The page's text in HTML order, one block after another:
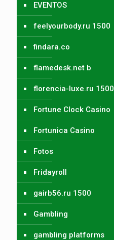
EVENTOS
feelyourbody.ru 1500
findara.co
flamedesk.net b
florencia-luxe.ru 1500
Fortune Clock Casino
Fortunica Casino
Fotos
Fridayroll
gairb56.ru 1500
Gambling
gambling platforms